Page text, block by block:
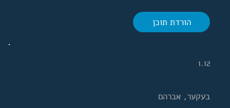
הורדת תוכן
בעקער, אברהם
1.12